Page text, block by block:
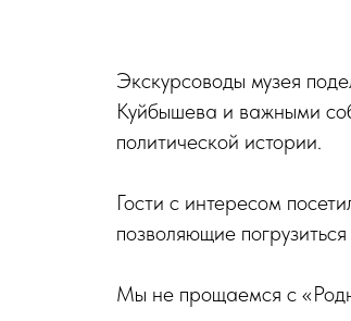
Экскурсоводы музея
Куйбышева и важными
политической истории.
Гости с интересом
позволяющие
Мы не прощаемся с